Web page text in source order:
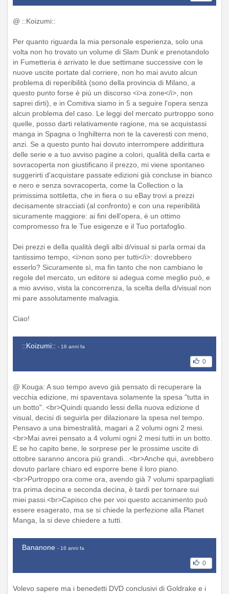
@ ::Koizumi::
Per quanto riguarda la mia personale esperienza, solo una
volta non ho trovato un volume di Slam Dunk e prenotandolo
in Fumetteria è arrivato le due settimane successive con le
nuove uscite portate dal corriere, non ho mai avuto alcun
problema di reperibilità (sono della provincia di Milano, a
questo punto forse è più un discorso <i>a zone</i>, non
saprei dirti), e in Comitiva siamo in 5 a seguire l'opera senza
alcun problema del caso. Le leggi del mercato purtroppo sono
quelle, posso darti relativamente ragione, ma se acquistassi
manga in Spagna o Inghilterra non te la caveresti con meno,
anzi. Se a questo punto hai dovuto interrompere addirittura
delle serie e a tuo avviso pagine a colori, qualità della carta e
sovracoperta non giustificano il prezzo, mi viene spontaneo
suggerirti d'acquistare passate edizioni già concluse in bianco
e nero e senza sovracoperta, come la Collection o la
primissima sottiletta, che in fiera o su eBay trovi a prezzi
decisamente stracciati (al confronto) e con una reperibilità
sicuramente maggiore: ai fini dell'opera, è un ottimo
compromesso fra le Tue esigenze e il Tuo portafoglio.
Dei prezzi e della qualità degli albi d/visual si parla ormai da
tantissimo tempo, <i>non sono per tutti</i>: dovrebbero
esserlo? Sicuramente sì, ma fin tanto che non cambiano le
regole del mercato, un editore si adegua come meglio può, e
a mio avviso, vista la concorrenza, la scelta della d/visual non
mi pare assolutamente malvagia.
Ciao!
::Koizumi:: - 16 anni fa
0
@ Kouga: A suo tempo avevo già pensato di recuperare la
vecchia edizione, mi spaventava solamente la spesa "tutta in
un botto". <br>Quindi quando lessi della nuova edizione d
visual, decisi di seguirla per dilazionare la spesa nel tempo.
Pensavo a una bimestralità, magari a 2 volumi ogni 2 mesi.
<br>Mai avrei pensato a 4 volumi ogni 2 mesi tutti in un botto.
E se ho capito bene, le sorprese per le prossime uscite di
ottobre saranno ancora più grandi...<br>Anche qui, avrebbero
dovuto parlare chiaro ed esporre bene il loro piano.
<br>Purtroppo ora come ora, avendo già 7 volumi sparpagliati
tra prima decina e seconda decina, è tardi per tornare sui
miei passi.<br>Capisco che per voi questo accanimento può
essere esagerato, ma se si chiede la perfezione alla Planet
Manga, la si deve chiedere a tutti.
Bananone - 16 anni fa
0
Volevo sapere ma i benedetti DVD conclusivi di Goldrake e i